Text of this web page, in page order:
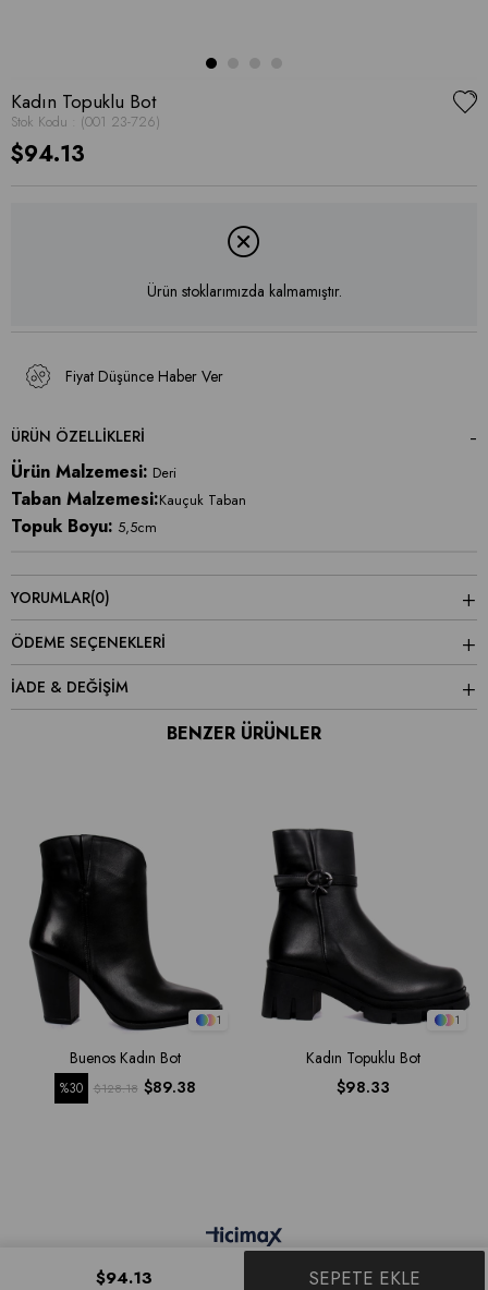
Kadın Topuklu Bot
Stok Kodu (001 23-726)
$94.13
Ürün stoklarımızda kalmamıştır.
Fiyat Düşünce Haber Ver
ÜRÜN ÖZELLIKLERI
Ürün Malzemesi: Deri
Taban Malzemesi:Kauçuk Taban
Topuk Boyu: 5,5cm
YORUMLAR(0)
ÖDEME SEÇENEKLERI
İADE & DEĞİŞİM
BENZER ÜRÜNLER
1
Buenos Kadın Bot
$89.38
$128.18
%30
1
Kadın Topuklu Bot
$98.33
$94.13